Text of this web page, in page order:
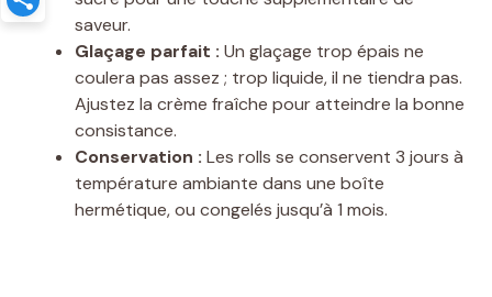
saveur.
Glaçage parfait : Un glaçage trop épais ne
coulera pas assez ; trop liquide, il ne tiendra pas.
Ajustez la crème fraîche pour atteindre la bonne
consistance.
Conservation : Les rolls se conservent 3 jours à
température ambiante dans une boîte
hermétique, ou congelés jusqu’à 1 mois.